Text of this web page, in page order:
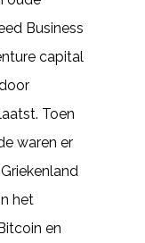
Business
capital
Toen
waren er
het
en